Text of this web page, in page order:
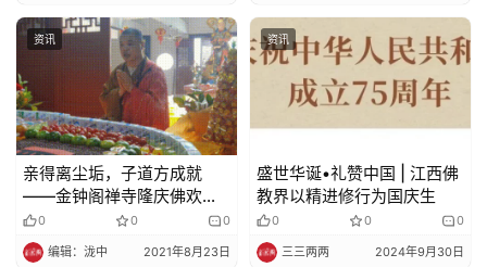
资讯
亲得离尘垢，子道方成就
——金钟阁禅寺隆庆佛欢喜
日0 0 0
编辑：泷中 2021年8月23日
资讯
盛世华诞•礼赞中国 | 江西佛
教界以精进修行为国庆生
0 0 0
三三两两 2024年9月30日